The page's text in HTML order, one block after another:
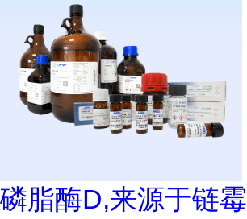
磷脂酶D,来源于链霉